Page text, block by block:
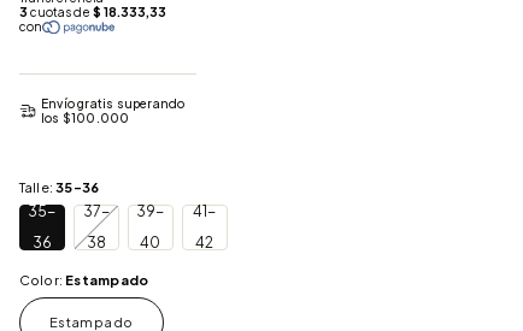
Envío gratis superando
los $100.000
Talle:35-36
35-
36
37-
38
39-
40
41-
42
Color: Estampado
Estampado